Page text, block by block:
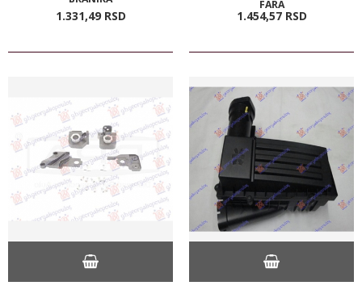
1.331,49 RSD
FARA
1.454,57 RSD